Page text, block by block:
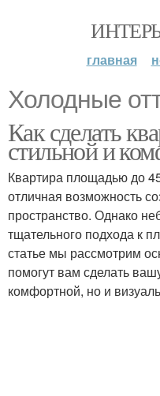
главная
Холодные
Как сделать
стильной и
Квартира площадью до
отличная возможность
пространство. Однако
тщательного подхода к
статье мы рассмотрим
помогут вам сделать
комфортной, но и